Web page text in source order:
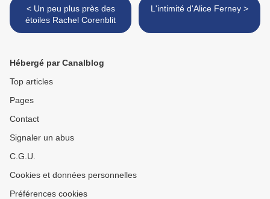
< Un peu plus près des
étoiles Rachel Corenblit
L'intimité d'Alice Ferney >
Hébergé par Canalblog
Top articles
Pages
Contact
Signaler un abus
C.G.U.
Cookies et données personnelles
Préférences cookies